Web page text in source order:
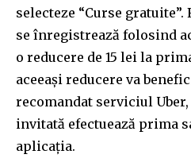
selecteze “Curse
se înregistrează folosind
o reducere de 15 lei la
aceeași reducere va
recomandat serviciul
invitată efectuează prima
aplicația.